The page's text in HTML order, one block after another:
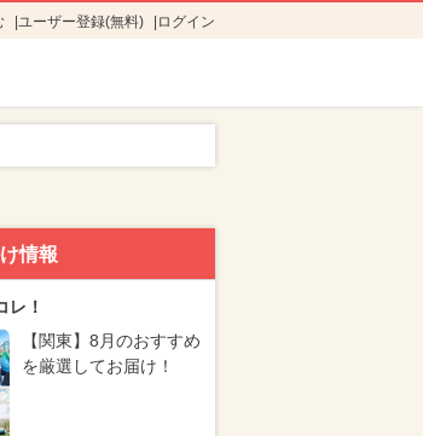
ユーザー登録(無料) ログイン
情報
レ！
【関東】8月のおすすめ
を厳選してお届け！